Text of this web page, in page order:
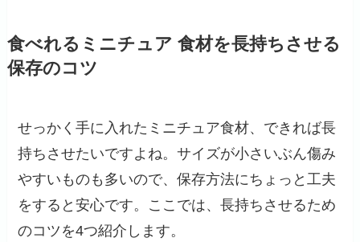
食べれるミニチュア 食材を長持ちさせる
保存のコツ
せっかく手に入れたミニチュア食材、できれば長
持ちさせたいですよね。サイズが小さいぶん傷み
やすいものも多いので、保存方法にちょっと工夫
をすると安心です。ここでは、長持ちさせるため
のコツを4つ紹介します。